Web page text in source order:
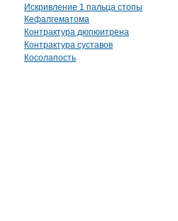
Искривление 1 пальца стопы
Кефалгематома
Контрактура дюпюитрена
Контрактура суставов
Косолапость